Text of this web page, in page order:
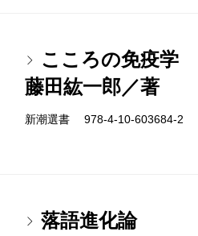
こころの免疫学
藤田紘一郎／著
新潮選書 978-4-10-603684-2
落語進化論